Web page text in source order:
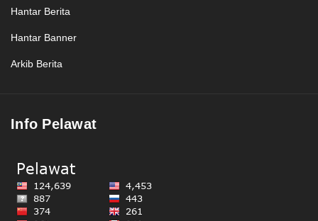
Hantar Berita
Hantar Banner
Arkib Berita
Info Pelawat